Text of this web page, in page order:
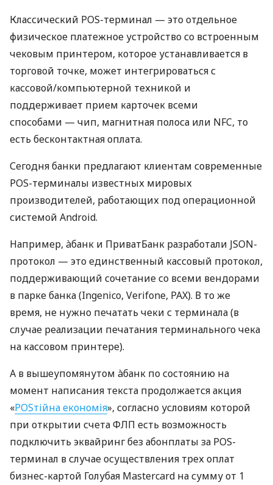
Классический POS-терминал — это отдельное
физическое платежное устройство со встроенным
чековым принтером, которое устанавливается в
торговой точке, может интегрироваться с
кассовой/компьютерной техникой и
поддерживает прием карточек всеми
способами — чип, магнитная полоса или NFC, то
есть бесконтактная оплата.
Сегодня банки предлагают клиентам современные
POS-терминалы известных мировых
производителей, работающих под операционной
системой Android.
Например, àбанк и ПриватБанк разработали JSON-
протокол — это единственный кассовый протокол,
поддерживающий сочетание со всеми вендорами
в парке банка (Ingenico, Verifone, PAX). В то же
время, не нужно печатать чеки с терминала (в
случае реализации печатания терминального чека
на кассовом принтере).
А в вышеупомянутом àбанк по состоянию на
момент написания текста продолжается акция
«POSтійна економія», согласно условиям которой
при открытии счета ФЛП есть возможность
подключить эквайринг без абонплаты за POS-
терминал в случае осуществления трех оплат
бизнес-картой Голубая Mastercard на сумму от 1